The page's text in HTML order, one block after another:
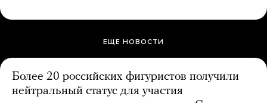
ЕЩЕ НОВОСТИ
Более 20 российских фигуристов получили
нейтральный статус для участия